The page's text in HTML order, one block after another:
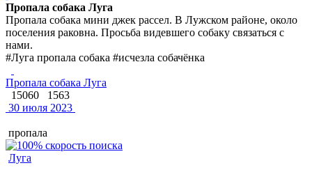
Пропала собака Луга
Пропала собака мини джек рассел. В Лужском районе, около
поселения раковна. Просьба видевшего собаку связаться с
нами.
#Луга пропала собака #исчезла собачёнка
Пропала собака Луга
15060
1563
30 июля 2023
пропала
Луга